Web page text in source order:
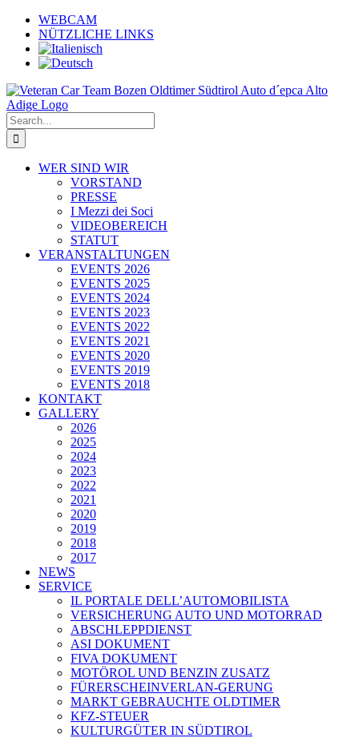
Skip
content
WEBCAM
NÜTZLICHE LINKS
Search
for:
WER SIND WIR
VORSTAND
PRESSE
I Mezzi dei Soci
VIDEOBEREICH
STATUT
VERANSTALTUNGEN
EVENTS 2026
EVENTS 2025
EVENTS 2024
EVENTS 2023
EVENTS 2022
EVENTS 2021
EVENTS 2020
EVENTS 2019
EVENTS 2018
KONTAKT
GALLERY
2026
2025
2024
2023
2022
2021
2020
2019
2018
2017
NEWS
SERVICE
IL PORTALE DELL’AUTOMOBILISTA
VERSICHERUNG AUTO UND MOTORRAD
ABSCHLEPPDIENST
ASI DOKUMENT
FIVA DOKUMENT
MOTÖROL UND BENZIN ZUSATZ
FÜRERSCHEINVERLAN-GERUNG
MARKT GEBRAUCHTE OLDTIMER
KFZ-STEUER
KULTURGÜTER IN SÜDTIROL